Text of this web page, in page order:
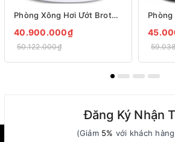
Phòng Xông Hơi Ướt Brother PDM 17
40.900.000₫
50.122.000₫
Đăng Ký Nhận
(Giảm 5% với khách